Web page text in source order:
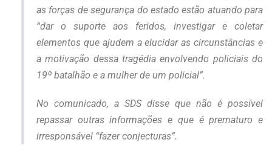
as forças de segurança do estado estão atuando para
“dar o suporte aos feridos, investigar e coletar
elementos que ajudem a elucidar as circunstâncias e
a motivação dessa tragédia envolvendo policiais do
19º batalhão e a mulher de um policial”.
No comunicado, a SDS disse que não é possível
repassar outras informações e que é prematuro e
irresponsável “fazer conjecturas”.